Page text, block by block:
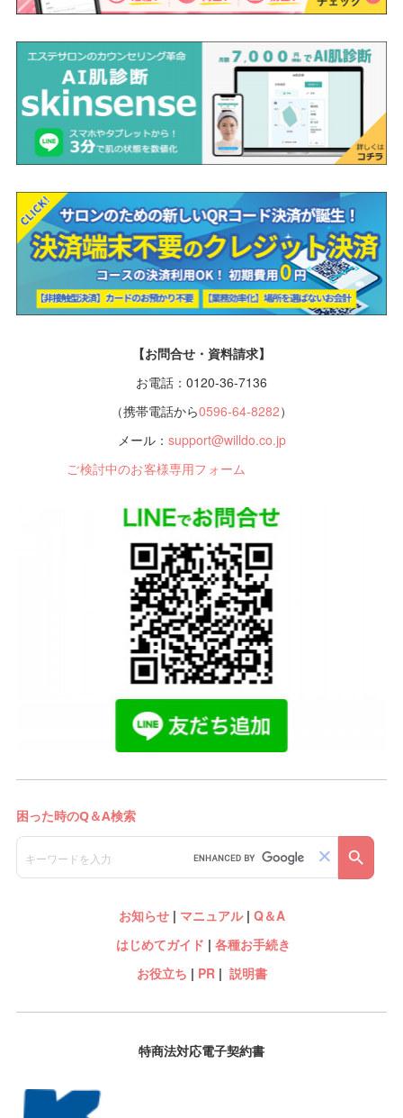
【お問合せ・資料請求】
お電話：0120-36-7136
（携帯電話から0596-64-8282）
メール： support@willdo.co.jp
ご検討中のお客様専用フォーム
お知らせ| マニュアル| Q＆A
はじめてガイド | 各種お手続き
お役立ち | PR| 説明書
特商法対応電子契約書